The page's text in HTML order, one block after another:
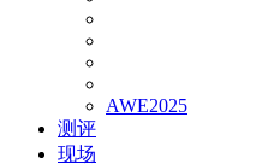
AWE2025
测评
现场